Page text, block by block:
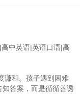
中英语|英语口语|高
谦和。孩子遇到困难
答案，而是循循善诱